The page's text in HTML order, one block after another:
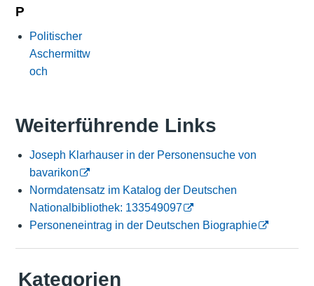
P
Politischer
Aschermittw
och
Weiterführende Links
Joseph Klarhauser in der Personensuche von
bavarikon
Normdatensatz im Katalog der Deutschen
Nationalbibliothek: 133549097
Personeneintrag in der Deutschen Biographie
Kategorien